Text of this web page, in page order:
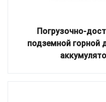
Погрузочно-
подземной горной